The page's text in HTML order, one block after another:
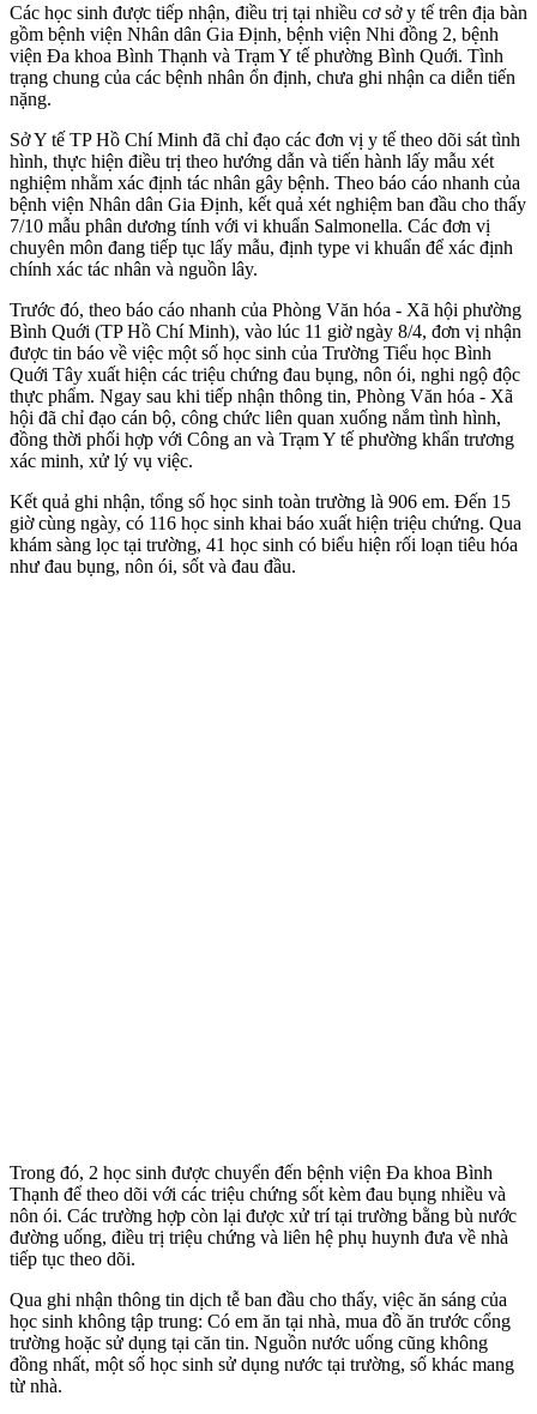
Các học sinh được tiếp nhận, điều trị tại nhiều cơ sở y tế trên địa bàn
gồm bệnh viện Nhân dân Gia Định, bệnh viện Nhi đồng 2, bệnh
viện Đa khoa Bình Thạnh và Trạm Y tế phường Bình Quới. Tình
trạng chung của các bệnh nhân ổn định, chưa ghi nhận ca diễn tiến
nặng.
Sở Y tế TP Hồ Chí Minh đã chỉ đạo các đơn vị y tế theo dõi sát tình
hình, thực hiện điều trị theo hướng dẫn và tiến hành lấy mẫu xét
nghiệm nhằm xác định tác nhân gây bệnh. Theo báo cáo nhanh của
bệnh viện Nhân dân Gia Định, kết quả xét nghiệm ban đầu cho thấy
7/10 mẫu phân dương tính với vi khuẩn Salmonella. Các đơn vị
chuyên môn đang tiếp tục lấy mẫu, định type vi khuẩn để xác định
chính xác tác nhân và nguồn lây.
Trước đó, theo báo cáo nhanh của Phòng Văn hóa - Xã hội phường
Bình Quới (TP Hồ Chí Minh), vào lúc 11 giờ ngày 8/4, đơn vị nhận
được tin báo về việc một số học sinh của Trường Tiểu học Bình
Quới Tây xuất hiện các triệu chứng đau bụng, nôn ói, nghi ngộ độc
thực phẩm. Ngay sau khi tiếp nhận thông tin, Phòng Văn hóa - Xã
hội đã chỉ đạo cán bộ, công chức liên quan xuống nắm tình hình,
đồng thời phối hợp với Công an và Trạm Y tế phường khẩn trương
xác minh, xử lý vụ việc.
Kết quả ghi nhận, tổng số học sinh toàn trường là 906 em. Đến 15
giờ cùng ngày, có 116 học sinh khai báo xuất hiện triệu chứng. Qua
khám sàng lọc tại trường, 41 học sinh có biểu hiện rối loạn tiêu hóa
như đau bụng, nôn ói, sốt và đau đầu.
Trong đó, 2 học sinh được chuyển đến bệnh viện Đa khoa Bình
Thạnh để theo dõi với các triệu chứng sốt kèm đau bụng nhiều và
nôn ói. Các trường hợp còn lại được xử trí tại trường bằng bù nước
đường uống, điều trị triệu chứng và liên hệ phụ huynh đưa về nhà
tiếp tục theo dõi.
Qua ghi nhận thông tin dịch tễ ban đầu cho thấy, việc ăn sáng của
học sinh không tập trung: Có em ăn tại nhà, mua đồ ăn trước cổng
trường hoặc sử dụng tại căn tin. Nguồn nước uống cũng không
đồng nhất, một số học sinh sử dụng nước tại trường, số khác mang
từ nhà.